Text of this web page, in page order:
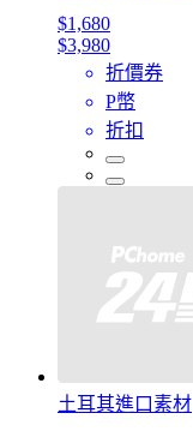
$1,680
$3,980
折價券
P幣
折扣
土耳其進口素材